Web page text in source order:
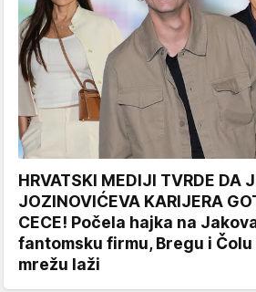
HRVATSKI MEDIJI TVRDE DA
JOZINOVIĆEVA KARIJERA
CECE! Počela hajka na
fantomsku firmu, Bregu i
mrežu laži